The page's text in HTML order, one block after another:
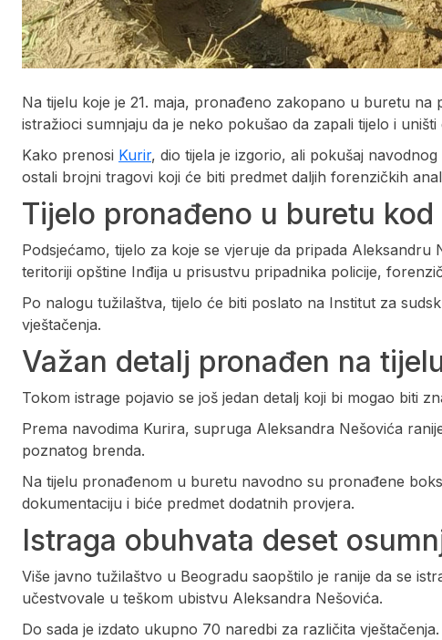
Na tijelu koje je 21. maja, pronađeno zakopano u buretu
istražioci sumnjaju da je neko pokušao da zapali tijelo i uništi
Kako prenosi Kurir, dio tijela je izgorio, ali pokušaj
ostali brojni tragovi koji će biti predmet daljih forenzičkih
Tijelo pronađeno u buretu kod
Podsjećamo, tijelo za koje se vjeruje da pripada
teritoriji opštine Inđija u prisustvu pripadnika policije,
Po nalogu tužilaštva, tijelo će biti poslato na Institut za
vještačenja.
Važan detalj pronađen na
Tokom istrage pojavio se još jedan detalj koji bi mogao biti
Prema navodima Kurira, supruga Aleksandra Nešovića
poznatog brenda.
Na tijelu pronađenom u buretu navodno su pronađene
dokumentaciju i biće predmet dodatnih provjera.
Istraga obuhvata deset
Više javno tužilaštvo u Beogradu saopštilo je ranije da se
učestvovale u teškom ubistvu Aleksandra Nešovića.
Do sada je izdato ukupno 70 naredbi za različita vještačenja.